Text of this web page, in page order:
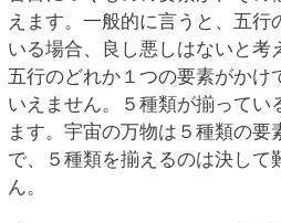
えます。一般的に言うと、五行
いる場合、良し悪しはないと考
五行のどれか１つの要素がかけ
いえません。５種類が揃ってい
ます。宇宙の万物は５種類の要
で、５種類を揃えるのは決して
ん。